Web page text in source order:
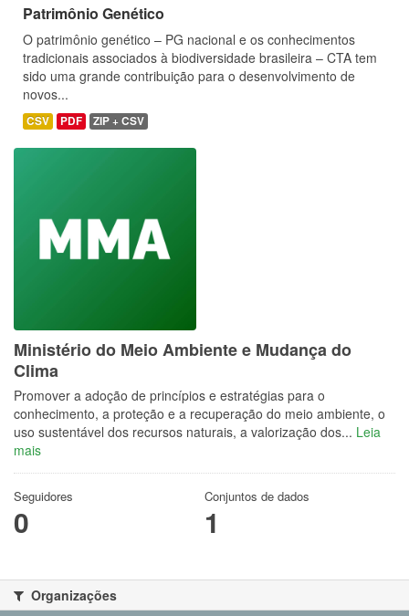
Patrimônio Genético
O patrimônio genético – PG nacional e os conhecimentos
tradicionais associados à biodiversidade brasileira – CTA tem
sido uma grande contribuição para o desenvolvimento de
novos...
CSV PDF ZIP + CSV
Ministério do Meio Ambiente e Mudança do
Clima
Promover a adoção de princípios e estratégias para o
conhecimento, a proteção e a recuperação do meio ambiente, o
uso sustentável dos recursos naturais, a valorização dos... Leia
mais
Seguidores
0
Conjuntos de dados
1
Organizações